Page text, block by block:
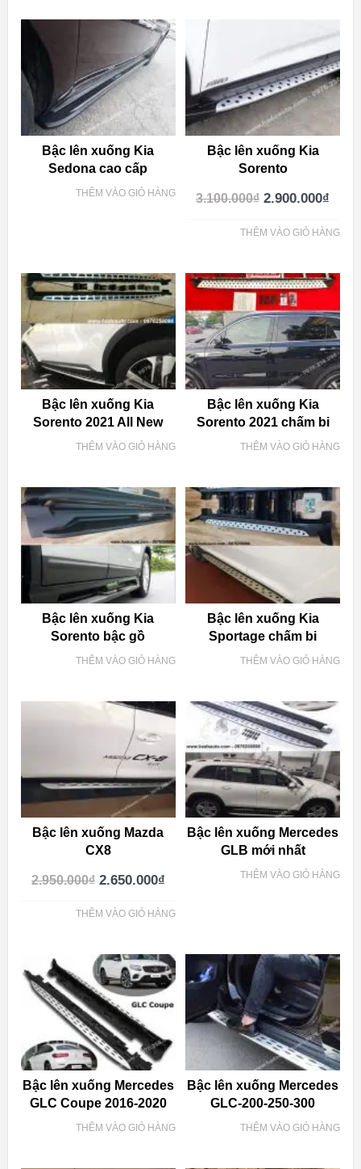
Bậc lên xuống Kia
Sedona cao cấp
THÊM VÀO GIỎ HÀNG
Bậc lên xuống Kia
Sorento
3.100.000₫ 2.900.000₫
THÊM VÀO GIỎ HÀNG
Bậc lên xuống Kia
Sorento 2021 All New
THÊM VÀO GIỎ HÀNG
Bậc lên xuống Kia
Sorento 2021 chấm bi
THÊM VÀO GIỎ HÀNG
Bậc lên xuống Kia
Sorento bậc gồ
THÊM VÀO GIỎ HÀNG
Bậc lên xuống Kia
Sportage chấm bi
THÊM VÀO GIỎ HÀNG
Bậc lên xuống Mazda
CX8
2.950.000₫ 2.650.000₫
THÊM VÀO GIỎ HÀNG
Bậc lên xuống Mercedes
GLB mới nhất
THÊM VÀO GIỎ HÀNG
Bậc lên xuống Mercedes
GLC Coupe 2016-2020
THÊM VÀO GIỎ HÀNG
Bậc lên xuống Mercedes
GLC-200-250-300
THÊM VÀO GIỎ HÀNG